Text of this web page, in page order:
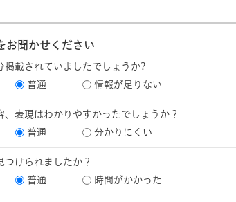
お聞かせください
掲載されていましたでしょうか?
普通 情報が足りない
、表現はわかりやすかったでしょうか？
普通 分かりにくい
つけられましたか？
普通 時間がかかった